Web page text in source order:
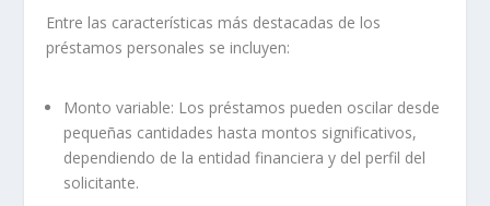
Entre las características más destacadas de los
préstamos personales se incluyen:
Monto variable: Los préstamos pueden oscilar desde
pequeñas cantidades hasta montos significativos,
dependiendo de la entidad financiera y del perfil del
solicitante.